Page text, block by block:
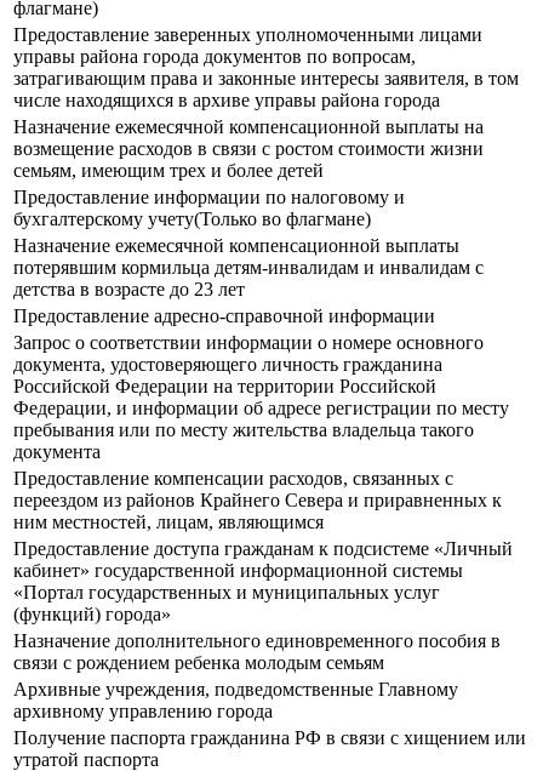
флагмане)
Предоставление заверенных уполномоченными лицами
управы района города документов по вопросам,
затрагивающим права и законные интересы заявителя, в том
числе находящихся в архиве управы района города
Назначение ежемесячной компенсационной выплаты на
возмещение расходов в связи с ростом стоимости жизни
семьям, имеющим трех и более детей
Предоставление информации по налоговому и
бухгалтерскому учету(Только во флагмане)
Назначение ежемесячной компенсационной выплаты
потерявшим кормильца детям-инвалидам и инвалидам с
детства в возрасте до 23 лет
Предоставление адресно-справочной информации
Запрос о соответствии информации о номере основного
документа, удостоверяющего личность гражданина
Российской Федерации на территории Российской
Федерации, и информации об адресе регистрации по месту
пребывания или по месту жительства владельца такого
документа
Предоставление компенсации расходов, связанных с
переездом из районов Крайнего Севера и приравненных к
ним местностей, лицам, являющимся
Предоставление доступа гражданам к подсистеме «Личный
кабинет» государственной информационной системы
«Портал государственных и муниципальных услуг
(функций) города»
Назначение дополнительного единовременного пособия в
связи с рождением ребенка молодым семьям
Архивные учреждения, подведомственные Главному
архивному управлению города
Получение паспорта гражданина РФ в связи с хищением или
утратой паспорта